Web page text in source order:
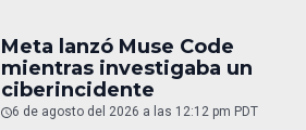
Meta lanzó Muse Code
mientras investigaba un
ciberincidente
6 de agosto del 2026 a las 12:12 pm PDT